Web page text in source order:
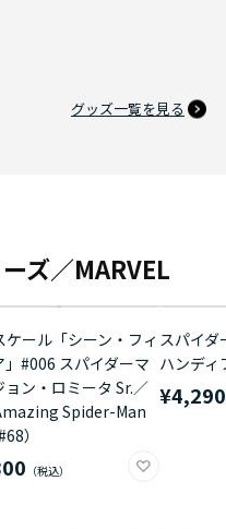
グッズ一覧を見る
ズ／MARVEL
ケール「シーン・フィ
」#006 スパイダーマ
ョン・ロミータ Sr.／
Spider-Man
）
スパイ
ハンディ
¥4,290